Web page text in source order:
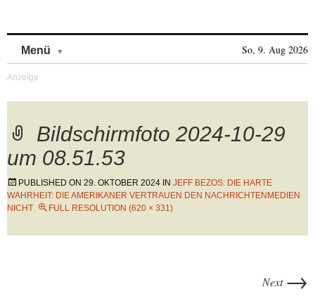
Menü So, 9. Aug 2026
Bildschirmfoto 2024-10-29
um 08.51.53
PUBLISHED ON 29. OKTOBER 2024 IN JEFF BEZOS: DIE HARTE
WAHRHEIT: DIE AMERIKANER VERTRAUEN DEN NACHRICHTENMEDIEN
NICHT
FULL RESOLUTION (620 × 331)
Next →